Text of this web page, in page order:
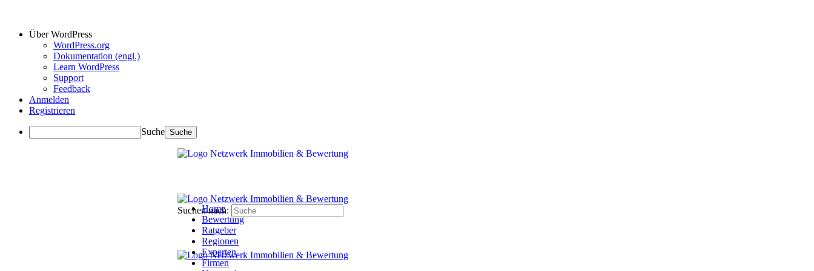
Über WordPress
WordPress.org
Dokumentation (engl.)
Learn WordPress
Support
Feedback
Anmelden
Registrieren
Suche
Home
Bewertung
Ratgeber
Regionen
Experten
Firmen
Suchen nach: